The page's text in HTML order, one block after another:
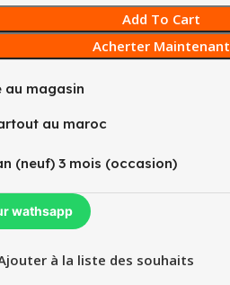
Add To Cart
Acherter Maintenant
au magasin
au maroc
(neuf) 3 mois (occasion)​
wathsapp
à la liste des souhaits